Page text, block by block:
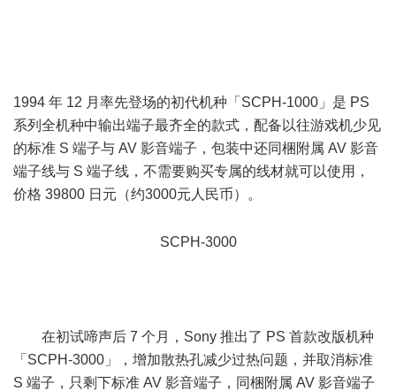
1994 年 12 月率先登场的初代机种「SCPH-1000」是 PS
系列全机种中输出端子最齐全的款式，配备以往游戏机少见
的标准 S 端子与 AV 影音端子，包装中还同梱附属 AV 影音
端子线与 S 端子线，不需要购买专属的线材就可以使用，
价格 39800 日元（约3000元人民币）。
SCPH-3000
在初试啼声后 7 个月，Sony 推出了 PS 首款改版机种
「SCPH-3000」，增加散热孔减少过热问题，并取消标准
S 端子，只剩下标准 AV 影音端子，同梱附属 AV 影音端子